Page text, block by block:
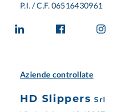
P.I. / C.F. 06516430961
Aziende controllate
HD Slippers Srl